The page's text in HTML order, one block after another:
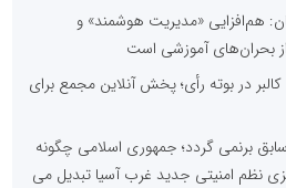
هم‌افزایی «مدیریت هوشمند» و
از بحران‌های آموزشی است
صورت‌های مالی سال ۱۴۰۴ کالبر در بوته رأی؛ پخش آنلاین مجمع برای
برنمی گردد؛ جمهوری اسلامی چگونه
نظم امنیتی جدید غرب آسیا تبدیل می